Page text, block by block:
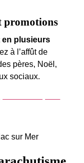
promotions
en plusieurs
à l’affût de
pères, Noël,
sociaux.